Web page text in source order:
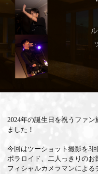
2024年の誕生日を祝うファ
ました！
今回はツーショット撮影を3回
ポラロイド、二人っきりの
フィシャルカメラマンによる